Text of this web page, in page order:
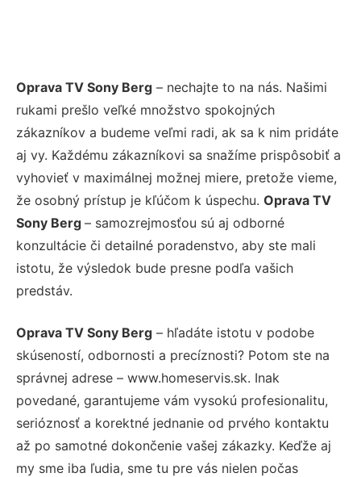
Oprava TV Sony Berg – nechajte to na nás. Našimi
rukami prešlo veľké množstvo spokojných
zákazníkov a budeme veľmi radi, ak sa k nim pridáte
aj vy. Každému zákazníkovi sa snažíme prispôsobiť a
vyhovieť v maximálnej možnej miere, pretože vieme,
že osobný prístup je kľúčom k úspechu. Oprava TV
Sony Berg – samozrejmosťou sú aj odborné
konzultácie či detailné poradenstvo, aby ste mali
istotu, že výsledok bude presne podľa vašich
predstáv.
Oprava TV Sony Berg – hľadáte istotu v podobe
skúseností, odbornosti a precíznosti? Potom ste na
správnej adrese – www.homeservis.sk. Inak
povedané, garantujeme vám vysokú profesionalitu,
serióznosť a korektné jednanie od prvého kontaktu
až po samotné dokončenie vašej zákazky. Keďže aj
my sme iba ľudia, sme tu pre vás nielen počas